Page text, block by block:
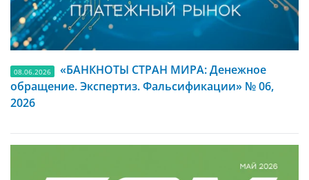
08.06.2026
«БАНКНОТЫ СТРАН МИРА: Денежное
обращение. Экспертиз. Фальсификации» № 06,
2026